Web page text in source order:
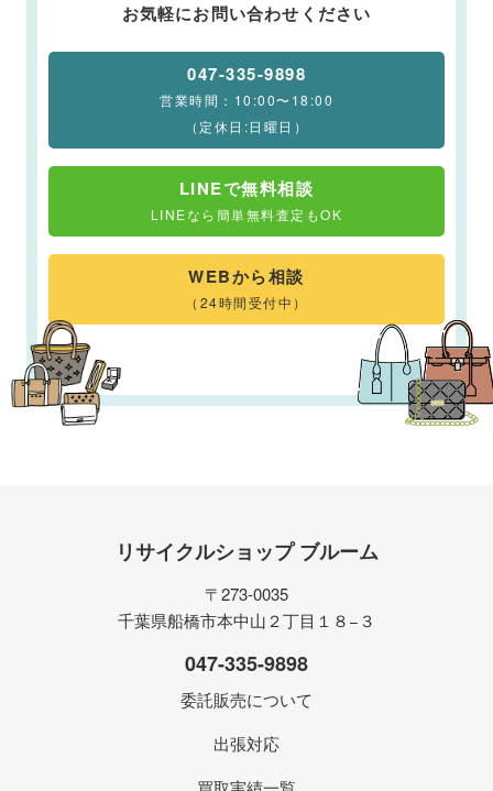
お気軽にお問い合わせください
047-335-9898
営業時間：10:00〜18:00
（定休日:日曜日）
LINEで無料相談
LINEなら簡単無料査定もOK
WEBから相談
（24時間受付中）
リサイクルショップ ブルーム
〒273-0035
千葉県船橋市本中山２丁目１８−３
047-335-9898
委託販売について
出張対応